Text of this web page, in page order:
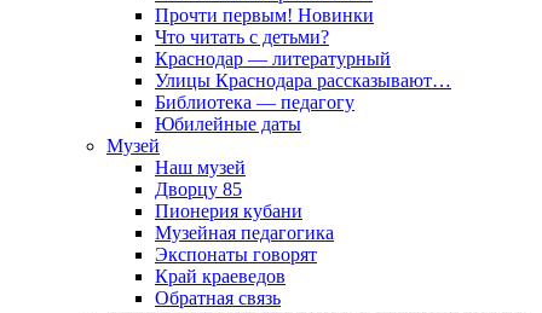
Прочти первым! Новинки
Что читать с детьми?
Краснодар — литературный
Улицы Краснодара рассказывают…
Библиотека — педагогу
Юбилейные даты
Музей
Наш музей
Дворцу 85
Пионерия кубани
Музейная педагогика
Экспонаты говорят
Край краеведов
Обратная связь